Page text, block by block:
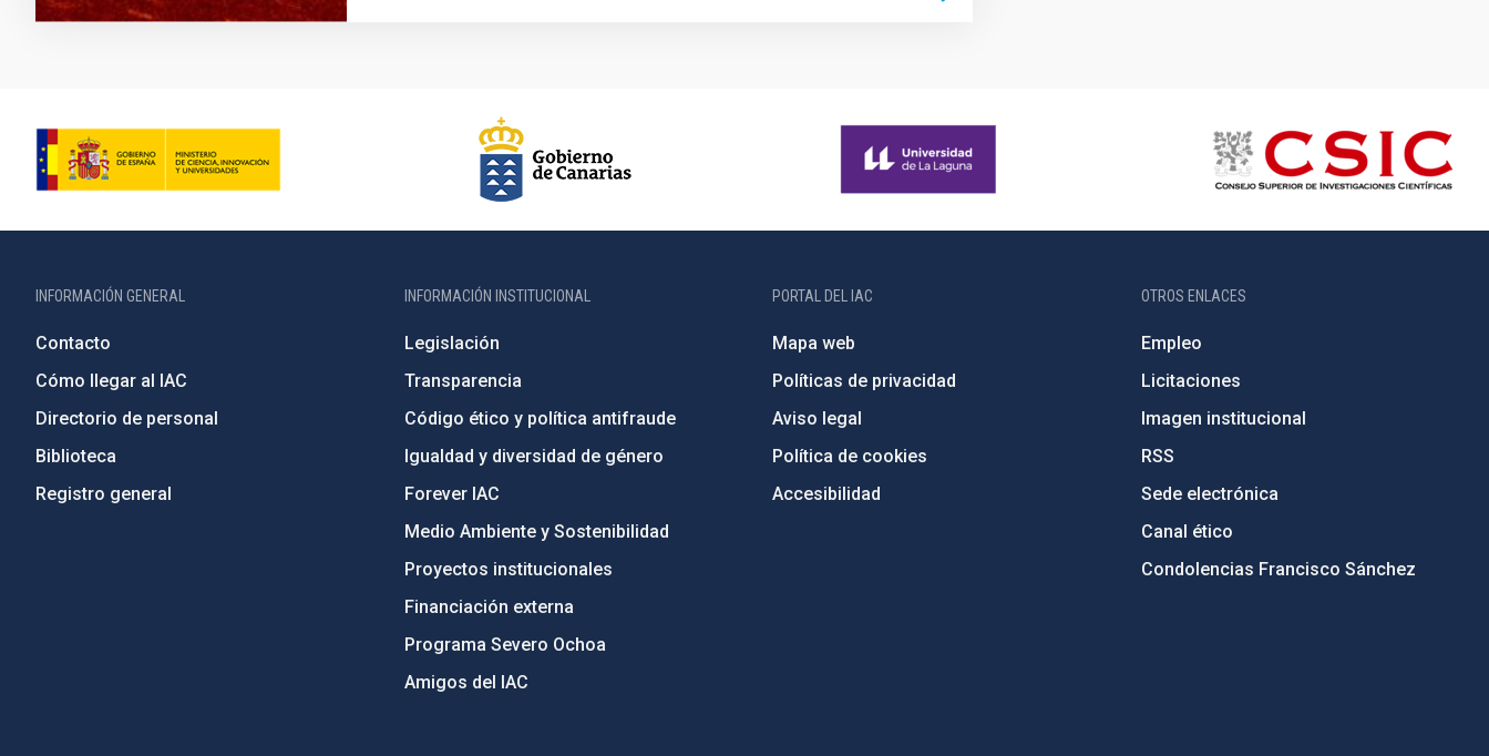
INFORMACIÓN GENERAL
Contacto
Cómo llegar al IAC
Directorio de personal
Biblioteca
Registro general
INFORMACIÓN INSTITUCIONAL
Legislación
Transparencia
Código ético y política antifraude
Igualdad y diversidad de género
Forever IAC
Medio Ambiente y Sostenibilidad
Proyectos institucionales
Financiación externa
Programa Severo Ochoa
Amigos del IAC
PORTAL DEL IAC
Mapa web
Políticas de privacidad
Aviso legal
Política de cookies
Accesibilidad
OTROS ENLACES
Empleo
Licitaciones
Imagen institucional
RSS
Sede electrónica
Canal ético
Condolencias Francisco Sánchez